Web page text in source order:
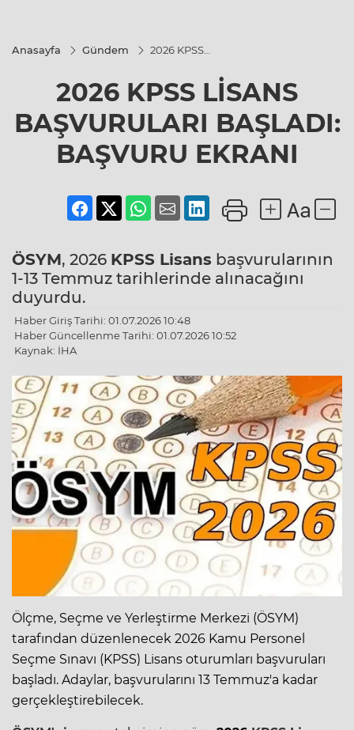
Anasayfa Gündem
2026 KPSS
BAŞVURULARI
BAŞLADI:
BAŞVURU
EKRANI
2026 KPSS LİSANS
BAŞVURULARI BAŞLADI:
BAŞVURU EKRANI
ÖSYM, 2026 KPSS Lisans başvurularının
1-13 Temmuz tarihlerinde alınacağını
duyurdu.
Haber Giriş Tarihi: 01.07.2026 10:48
Haber Güncellenme Tarihi: 01.07.2026 10:52
Kaynak: İHA
Ölçme, Seçme ve Yerleştirme Merkezi (ÖSYM)
tarafından düzenlenecek 2026 Kamu Personel
Seçme Sınavı (KPSS) Lisans oturumları başvuruları
başladı. Adaylar, başvurularını 13 Temmuz'a kadar
gerçekleştirebilecek.